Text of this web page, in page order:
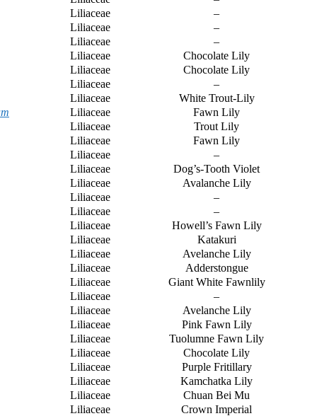
–
Liliaceae
–
Liliaceae
–
Liliaceae
Chocolate Lily
Liliaceae
Chocolate Lily
Liliaceae
–
Liliaceae
White Trout-Lily
Liliaceae
Fawn Lily
Liliaceae
Trout Lily
Liliaceae
Fawn Lily
Liliaceae
–
Liliaceae
Dog’s-Tooth Violet
Liliaceae
Avalanche Lily
Liliaceae
–
Liliaceae
–
Liliaceae
Howell’s Fawn Lily
Liliaceae
Katakuri
Liliaceae
Avelanche Lily
Liliaceae
Adderstongue
Liliaceae
Giant White Fawnlily
Liliaceae
–
Liliaceae
Avelanche Lily
Liliaceae
Pink Fawn Lily
Liliaceae
Tuolumne Fawn Lily
Liliaceae
Chocolate Lily
Liliaceae
Purple Fritillary
Liliaceae
Kamchatka Lily
Liliaceae
Chuan Bei Mu
Liliaceae
Crown Imperial
Liliaceae